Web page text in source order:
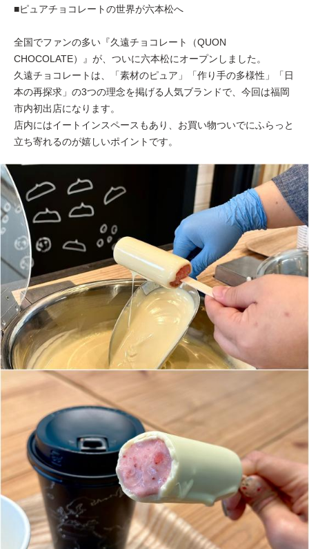
■ピュアチョコレートの世界が六本松へ
全国でファンの多い『久遠チョコレート（QUON
CHOCOLATE）』が、ついに六本松にオープンしました。
久遠チョコレートは、「素材のピュア」「作り手の多様性」「日
本の再探求」の3つの理念を掲げる人気ブランドで、今回は福岡
市内初出店になります。
店内にはイートインスペースもあり、お買い物ついでにふらっと
立ち寄れるのが嬉しいポイントです。